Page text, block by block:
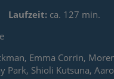
Laufzeit: ca. 127 min.
Emma Corrin,
Park, Shioli Kutsuna,